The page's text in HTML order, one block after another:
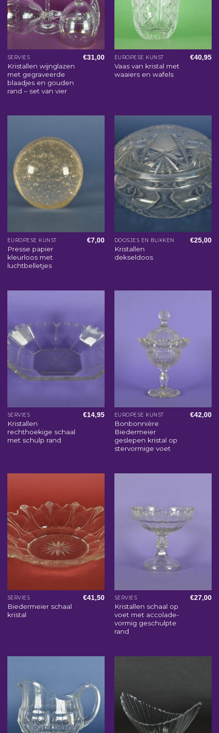
SERVIES
Kristallen wijnglazen
met gegraveerde
blaadjes en gouden
rand – set van vier
€31,00 EUROPESE KUNST
Vaas van kristal met
waaiers en wafels
€40,95
EUROPESE KUNST
Presse papier
kleurloos met
luchtbelletjes
€7,00 DOOSJES EN BLIKKEN
Kristallen
dekseldoos
€25,00
SERVIES
Kristallen
rechthoekige schaal
met schulp rand
€14,95 EUROPESE KUNST
Bonbonnière
Biedermeier
geslepen kristal op
stervormige voet
€42,00
SERVIES
Biedermeier schaal
kristal
€41,50 SERVIES
Kristallen schaal op
voet met accolade-
vormig geschulpte
rand
€27,00